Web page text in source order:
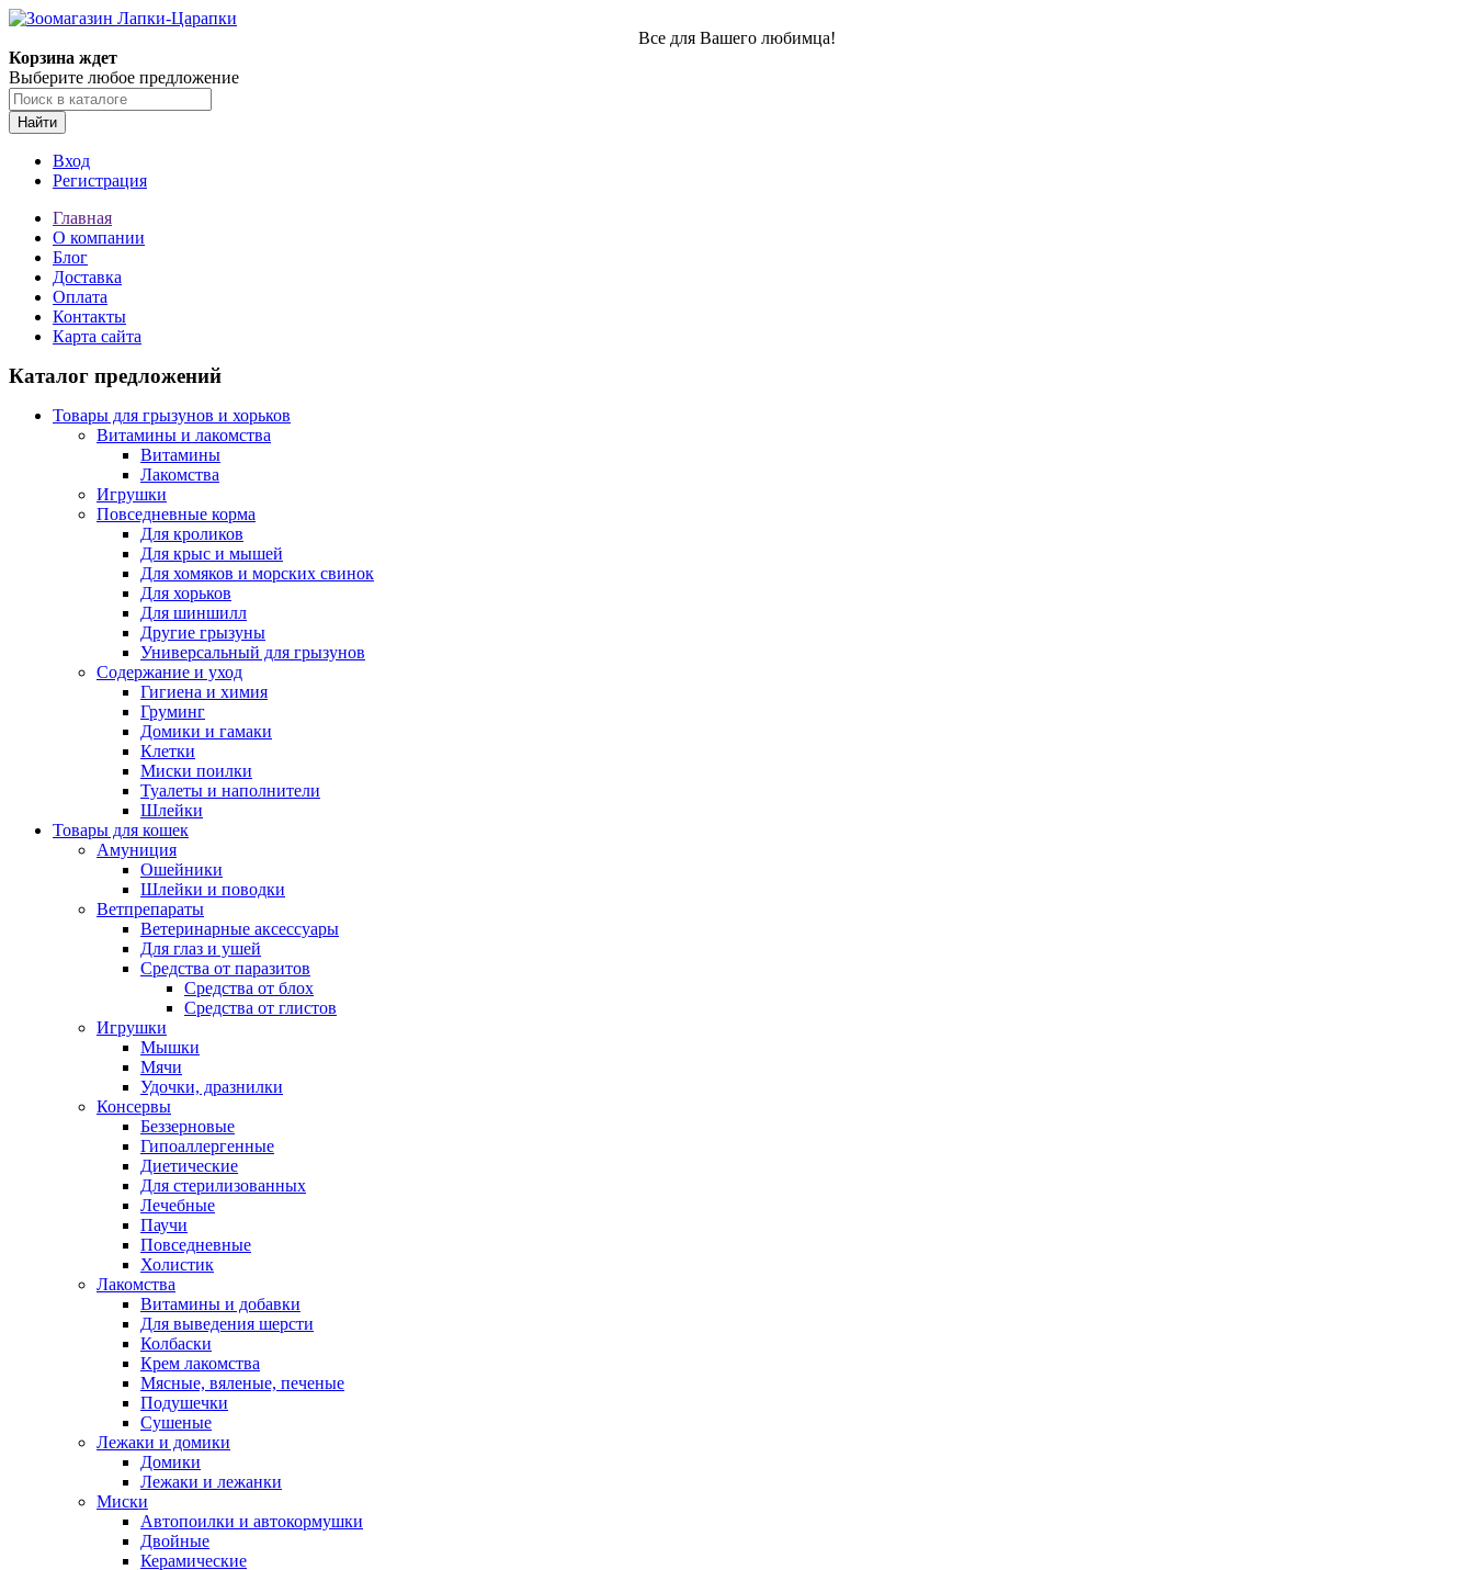
Все для Вашего любимца!
Корзина ждет
Выберите любое предложение
Найти
Вход
Регистрация
Главная
О компании
Блог
Доставка
Оплата
Контакты
Карта сайта
Каталог предложений
Товары для грызунов и хорьков
Витамины и лакомства
Витамины
Лакомства
Игрушки
Повседневные корма
Для кроликов
Для крыс и мышей
Для хомяков и морских свинок
Для хорьков
Для шиншилл
Другие грызуны
Универсальный для грызунов
Содержание и уход
Гигиена и химия
Груминг
Домики и гамаки
Клетки
Миски поилки
Туалеты и наполнители
Шлейки
Товары для кошек
Амуниция
Ошейники
Шлейки и поводки
Ветпрепараты
Ветеринарные аксессуары
Для глаз и ушей
Средства от паразитов
Средства от блох
Средства от глистов
Игрушки
Мышки
Мячи
Удочки, дразнилки
Консервы
Беззерновые
Гипоаллергенные
Диетические
Для стерилизованных
Лечебные
Паучи
Повседневные
Холистик
Лакомства
Витамины и добавки
Для выведения шерсти
Колбаски
Крем лакомства
Мясные, вяленые, печеные
Подушечки
Сушеные
Лежаки и домики
Домики
Лежаки и лежанки
Миски
Автопоилки и автокормушки
Двойные
Керамические